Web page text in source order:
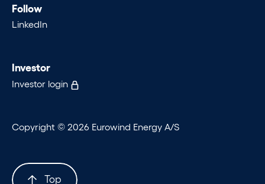
Follow
LinkedIn
Investor
Investor login
Copyright © 2026 Eurowind Energy A/S
Top